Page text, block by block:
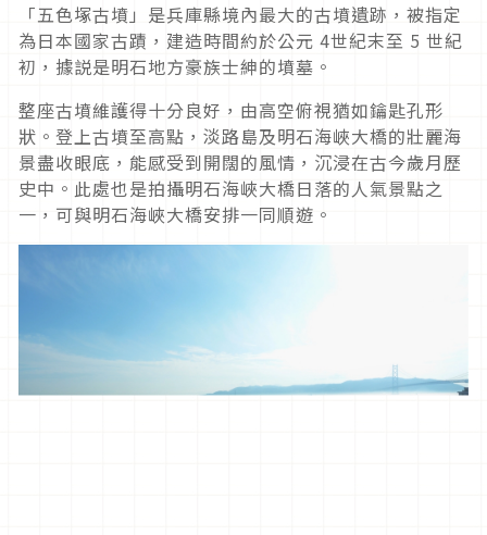
「五色塚古墳」是兵庫縣境內最大的古墳遺跡，被指定
為日本國家古蹟，建造時間約於公元 4世紀末至 5 世紀
初，據説是明石地方豪族士紳的墳墓。
整座古墳維護得十分良好，由高空俯視猶如鑰匙孔形
狀。登上古墳至高點，淡路島及明石海峽大橋的壯麗海
景盡收眼底，能感受到開闊的風情，沉浸在古今歲月歷
史中。此處也是拍攝明石海峽大橋日落的人氣景點之
一，可與明石海峽大橋安排一同順遊。